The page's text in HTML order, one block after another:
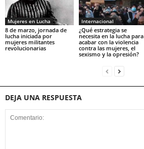
Mujeres en Lucha
8 de marzo, jornada de
lucha iniciada por
mujeres militantes
revolucionarias
Internacional
¿Qué estrategia se
necesita en la lucha para
acabar con la violencia
contra las mujeres, el
sexismo y la opresión?
DEJA UNA RESPUESTA